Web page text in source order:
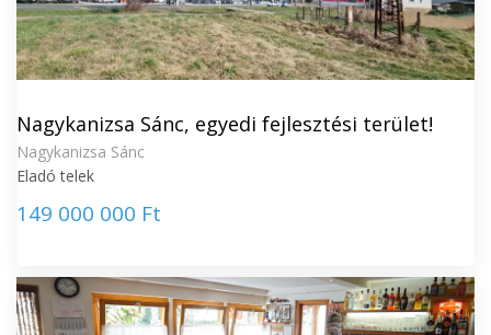
Nagykanizsa Sánc, egyedi fejlesztési terület!
Nagykanizsa Sánc
Eladó telek
149 000 000 Ft